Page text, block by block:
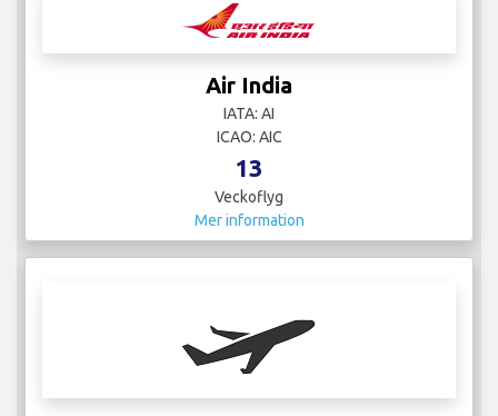
Air India
IATA: AI
ICAO: AIC
13
Veckoflyg
Mer information